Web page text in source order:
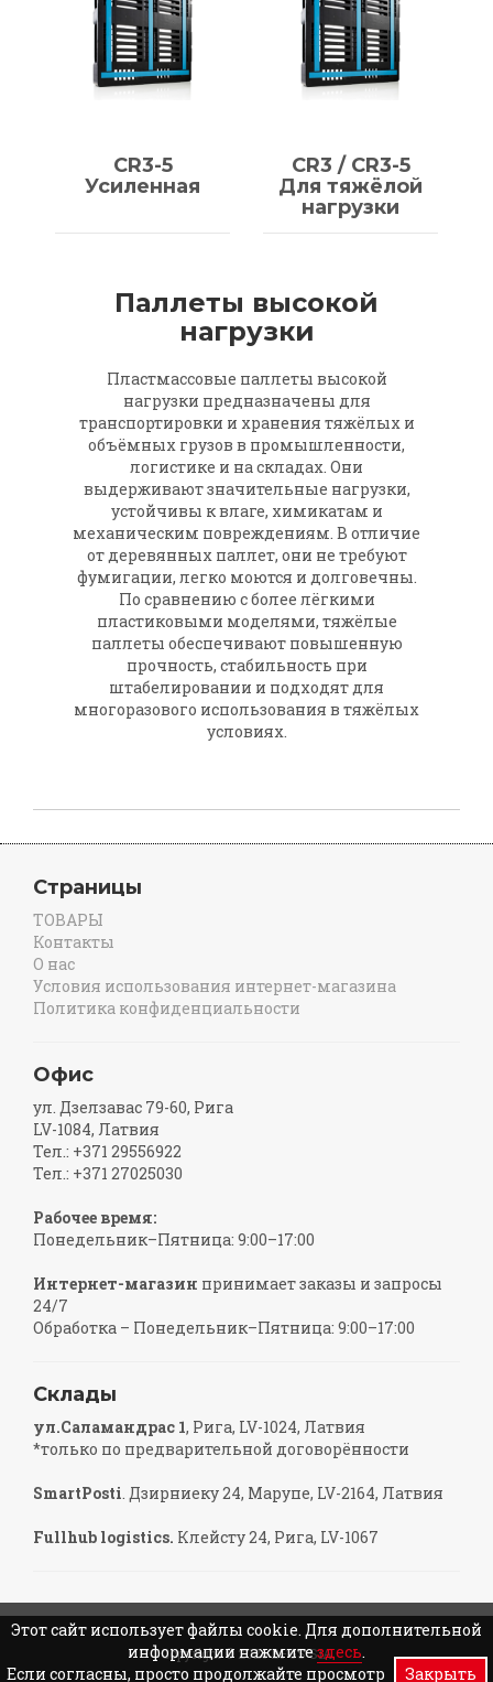
Этот сайт использует файлы cookie. Для дополнительной
информации нажмитездесь.
Если согласны, просто продолжайте просмотр
Закрыть
CR3-5
Усиленная
CR3 / СR3-5
Для тяжёлой
нагрузки
Паллеты высокой
нагрузки
Пластмассовые паллеты высокой
нагрузки предназначены для
транспортировки и хранения тяжёлых и
объёмных грузов в промышленности,
логистике и на складах. Они
выдерживают значительные нагрузки,
устойчивы к влаге, химикатам и
механическим повреждениям. В отличие
от деревянных паллет, они не требуют
фумигации, легко моются и долговечны.
По сравнению с более лёгкими
пластиковыми моделями, тяжёлые
паллеты обеспечивают повышенную
прочность, стабильность при
штабелировании и подходят для
многоразового использования в тяжёлых
условиях.
Страницы
ТОВАРЫ
Контакты
О нас
Условия использования интернет-магазина
Политика конфиденциальности
Офис
ул. Дзелзавас 79-60, Рига
LV-1084, Латвия
Тел.: +371 29556922
Тел.: +371 27025030
Рабочее время:
Понедельник–Пятница: 9:00–17:00
Интернет-магазин принимает заказы и запросы
24/7
Обработка – Понедельник–Пятница: 9:00–17:00
Склады
ул.Саламандрас 1, Рига, LV-1024, Латвия
*только по предварительной договорённости
SmartPosti. Дзирниеку 24, Марупе, LV-2164, Латвия
Fullhub logistics. Клейсту 24, Рига, LV-1067
Copyright © 2026 BFGS SIA